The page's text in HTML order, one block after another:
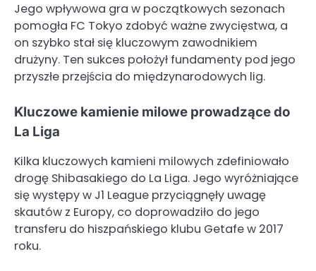
Jego wpływowa gra w początkowych sezonach
pomogła FC Tokyo zdobyć ważne zwycięstwa, a
on szybko stał się kluczowym zawodnikiem
drużyny. Ten sukces położył fundamenty pod jego
przyszłe przejścia do międzynarodowych lig.
Kluczowe kamienie milowe prowadzące do
La Liga
Kilka kluczowych kamieni milowych zdefiniowało
drogę Shibasakiego do La Liga. Jego wyróżniające
się występy w J1 League przyciągnęły uwagę
skautów z Europy, co doprowadziło do jego
transferu do hiszpańskiego klubu Getafe w 2017
roku.